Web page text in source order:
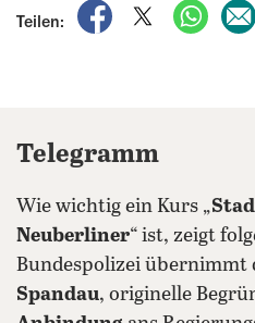
Teilen:
auf Facebook teilen
auf X teilen
per
Telegramm
Wie wichtig ein Kurs „
Neuberliner“ ist, zeigt
Bundespolizei übernimmt
Spandau, originelle